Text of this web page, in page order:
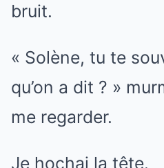
bruit.
« Solène, tu te
qu’on a dit ? »
me regarder.
Je hochai la tête.